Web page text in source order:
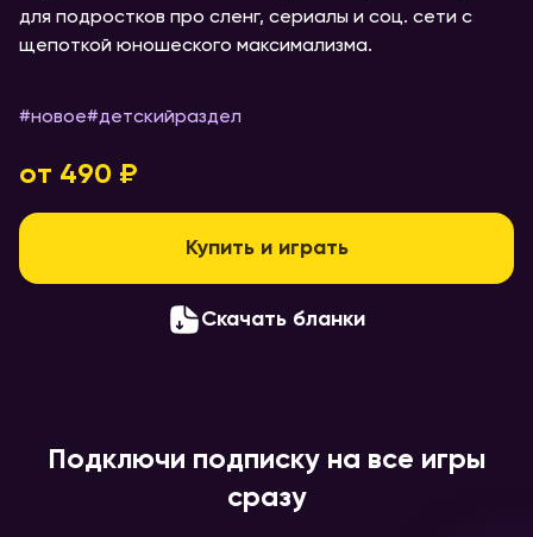
для подростков про сленг, сериалы и соц. сети с
щепоткой юношеского максимализма.
#новое#детскийраздел
от 490 ₽
Купить и играть
Скачать бланки
Подключи подписку на все игры
сразу